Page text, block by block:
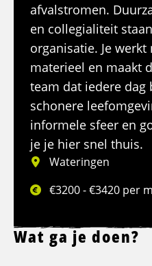
afvalstromen.
en collegialiteit
organisatie. Je
materieel en maakt
team dat iedere dag
schonere
informele sfeer en
je je hier snel thuis.
Wateringen
€3200 - €3420 per
Wat ga je doen?